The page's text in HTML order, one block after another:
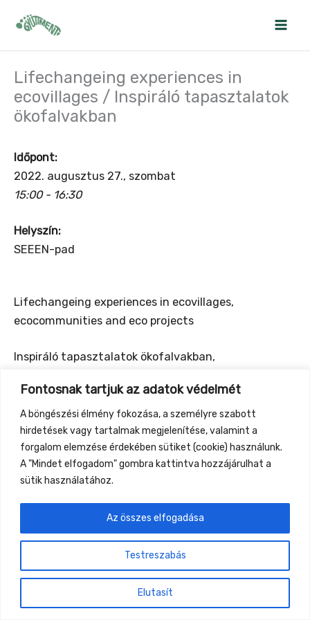
Fontosnak tartjuk az adatok védelmét
A böngészési élmény fokozása, a személyre szabott
hirdetések vagy tartalmak megjelenítése, valamint a
forgalom elemzése érdekében sütiket (cookie) használunk.
A "Mindet elfogadom" gombra kattintva hozzájárulhat a
sütik használatához.
Testreszabás
Elutasít
Az összes elfogadása
Lifechangeing experiences in
ecovillages / Inspiráló tapasztalatok
ökofalvakban
Időpont:
2022. augusztus 27., szombat
15:00 - 16:30
Helyszín:
SEEEN-pad
Lifechangeing experiences in ecovillages,
ecocommunities and eco projects
Inspiráló tapasztalatok ökofalvakban,
←Previous Event Next Event